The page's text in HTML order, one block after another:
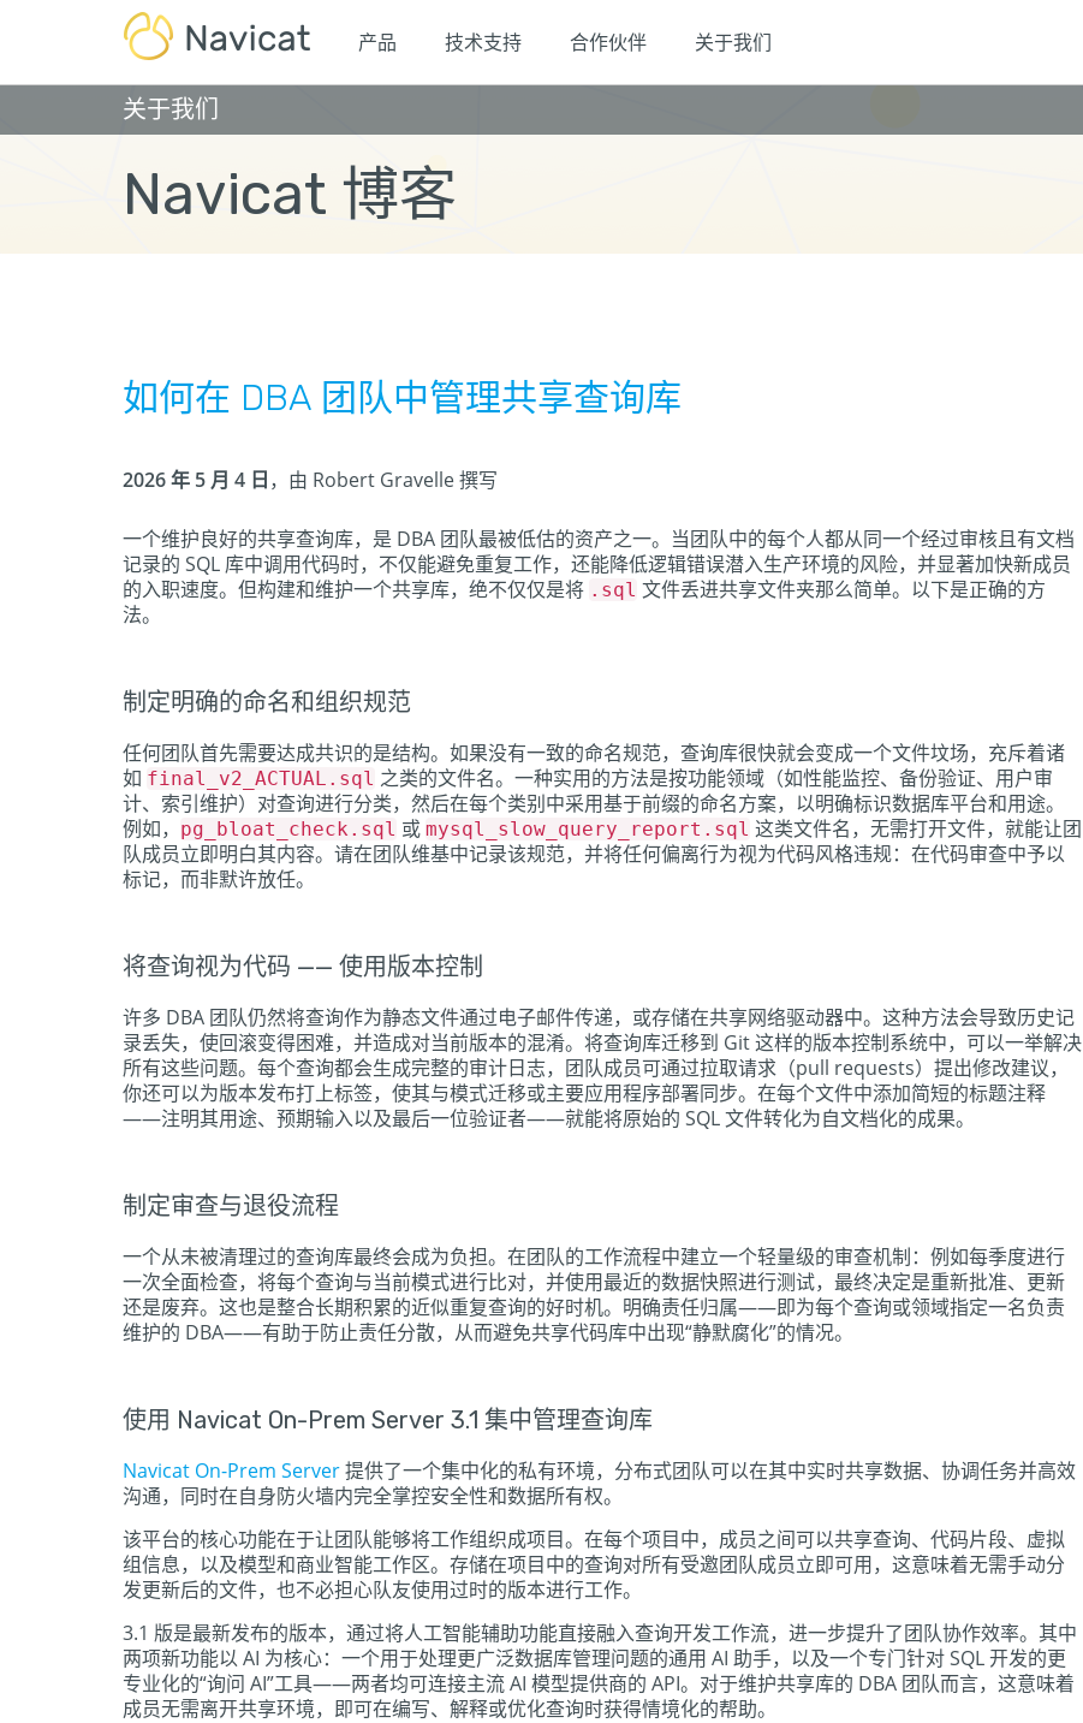
产品 技术支持 合作伙伴 关于我们
关于我们
Navicat 博客
如何在 DBA 团队中管理共享查询库
2026 年 5 月 4 日，由 Robert Gravelle 撰写
一个维护良好的共享查询库，是 DBA 团队最被低估的资产之一。当团队中的每个人都从同一个经过审核且有文档
记录的 SQL 库中调用代码时，不仅能避免重复工作，还能降低逻辑错误潜入生产环境的风险，并显著加快新成员
的入职速度。但构建和维护一个共享库，绝不仅仅是将 .sql 文件丢进共享文件夹那么简单。以下是正确的方
法。
制定明确的命名和组织规范
任何团队首先需要达成共识的是结构。如果没有一致的命名规范，查询库很快就会变成一个文件坟场，充斥着诸
如 final_v2_ACTUAL.sql 之类的文件名。一种实用的方法是按功能领域（如性能监控、备份验证、用户审
计、索引维护）对查询进行分类，然后在每个类别中采用基于前缀的命名方案，以明确标识数据库平台和用途。
例如， pg_bloat_check.sql 或 mysql_slow_query_report.sql 这类文件名，无需打开文件，就能让团
队成员立即明白其内容。请在团队维基中记录该规范，并将任何偏离行为视为代码风格违规：在代码审查中予以
标记，而非默许放任。
将查询视为代码 —— 使用版本控制
许多 DBA 团队仍然将查询作为静态文件通过电子邮件传递，或存储在共享网络驱动器中。这种方法会导致历史记
录丢失，使回滚变得困难，并造成对当前版本的混淆。将查询库迁移到 Git 这样的版本控制系统中，可以一举解决
所有这些问题。每个查询都会生成完整的审计日志，团队成员可通过拉取请求（pull requests）提出修改建议，
你还可以为版本发布打上标签，使其与模式迁移或主要应用程序部署同步。在每个文件中添加简短的标题注释
——注明其用途、预期输入以及最后一位验证者——就能将原始的 SQL 文件转化为自文档化的成果。
制定审查与退役流程
一个从未被清理过的查询库最终会成为负担。在团队的工作流程中建立一个轻量级的审查机制：例如每季度进行
一次全面检查，将每个查询与当前模式进行比对，并使用最近的数据快照进行测试，最终决定是重新批准、更新
还是废弃。这也是整合长期积累的近似重复查询的好时机。明确责任归属——即为每个查询或领域指定一名负责
维护的 DBA——有助于防止责任分散，从而避免共享代码库中出现“静默腐化”的情况。
使用 Navicat On-Prem Server 3.1 集中管理查询库
Navicat On-Prem Server提供了一个集中化的私有环境，分布式团队可以在其中实时共享数据、协调任务并高效
沟通，同时在自身防火墙内完全掌控安全性和数据所有权。
该平台的核心功能在于让团队能够将工作组织成项目。在每个项目中，成员之间可以共享查询、代码片段、虚拟
组信息，以及模型和商业智能工作区。存储在项目中的查询对所有受邀团队成员立即可用，这意味着无需手动分
发更新后的文件，也不必担心队友使用过时的版本进行工作。
3.1 版是最新发布的版本，通过将人工智能辅助功能直接融入查询开发工作流，进一步提升了团队协作效率。其中
两项新功能以 AI 为核心：一个用于处理更广泛数据库管理问题的通用 AI 助手，以及一个专门针对 SQL 开发的更
专业化的“询问 AI”工具——两者均可连接主流 AI 模型提供商的 API。对于维护共享库的 DBA 团队而言，这意味着
成员无需离开共享环境，即可在编写、解释或优化查询时获得情境化的帮助。